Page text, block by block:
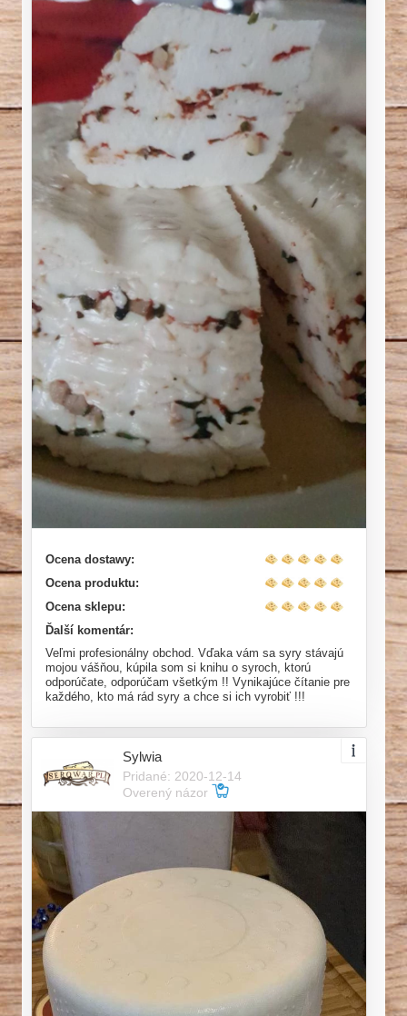
Ocena dostawy:
Ocena produktu:
Ocena sklepu:
Ďalší komentár:
Veľmi profesionálny obchod. Vďaka vám sa syry stávajú
mojou vášňou, kúpila som si knihu o syroch, ktorú
odporúčate, odporúčam všetkým !! Vynikajúce čítanie pre
každého, kto má rád syry a chce si ich vyrobiť !!!
Sylwia
Pridané: 2020-12-14
Overený názor